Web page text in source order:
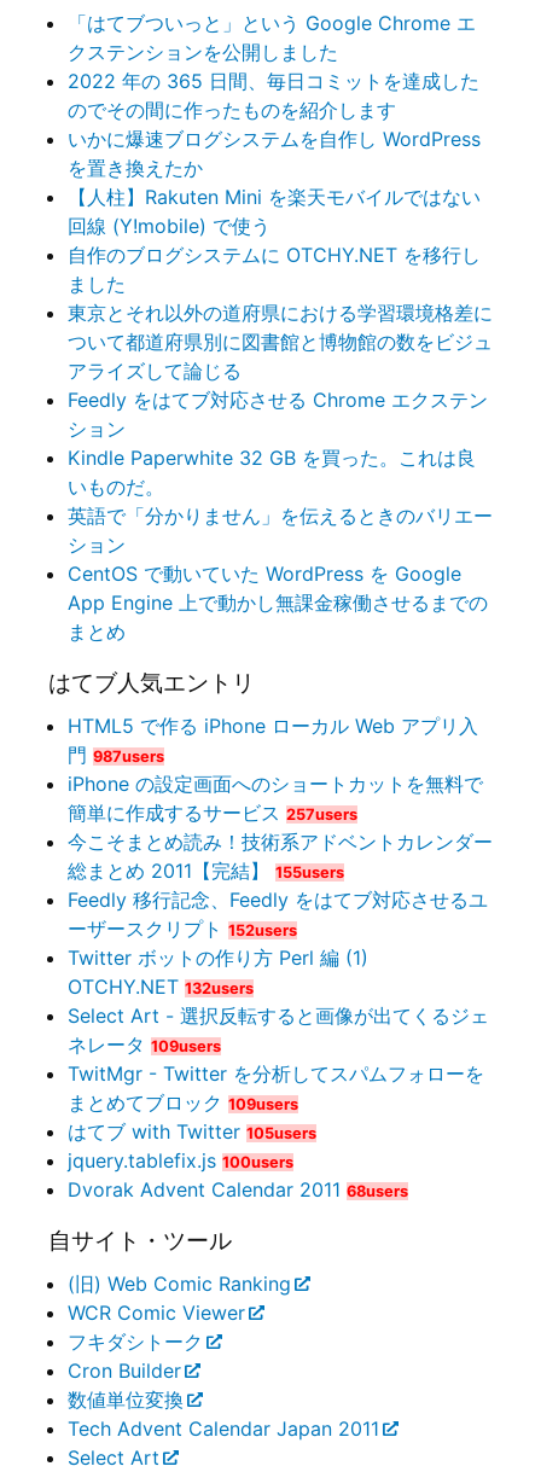
「はてブついっと」という Google Chrome エ
クステンションを公開しました
2022 年の 365 日間、毎日コミットを達成した
のでその間に作ったものを紹介します
いかに爆速ブログシステムを自作し WordPress
を置き換えたか
【人柱】Rakuten Mini を楽天モバイルではない
回線 (Y!mobile) で使う
自作のブログシステムに OTCHY.NET を移行し
ました
東京とそれ以外の道府県における学習環境格差に
ついて都道府県別に図書館と博物館の数をビジュ
アライズして論じる
Feedly をはてブ対応させる Chrome エクステン
ション
Kindle Paperwhite 32 GB を買った。これは良
いものだ。
英語で「分かりません」を伝えるときのバリエー
ション
CentOS で動いていた WordPress を Google
App Engine 上で動かし無課金稼働させるまでの
まとめ
はてブ人気エントリ
HTML5 で作る iPhone ローカル Web アプリ入
門 987users
iPhone の設定画面へのショートカットを無料で
簡単に作成するサービス 257users
今こそまとめ読み！技術系アドベントカレンダー
総まとめ 2011【完結】
155users
Feedly 移行記念、Feedly をはてブ対応させるユ
ーザースクリプト 152users
Twitter ボットの作り方 Perl 編 (1)
OTCHY.NET 132users
Select Art - 選択反転すると画像が出てくるジェ
ネレータ 109users
TwitMgr - Twitter を分析してスパムフォローを
まとめてブロック 109users
はてブ with Twitter 105users
jquery.tablefix.js 100users
Dvorak Advent Calendar 2011 68users
自サイト・ツール
(旧) Web Comic Ranking
WCR Comic Viewer
フキダシトーク
Cron Builder
数値単位変換
Tech Advent Calendar Japan 2011
Select Art